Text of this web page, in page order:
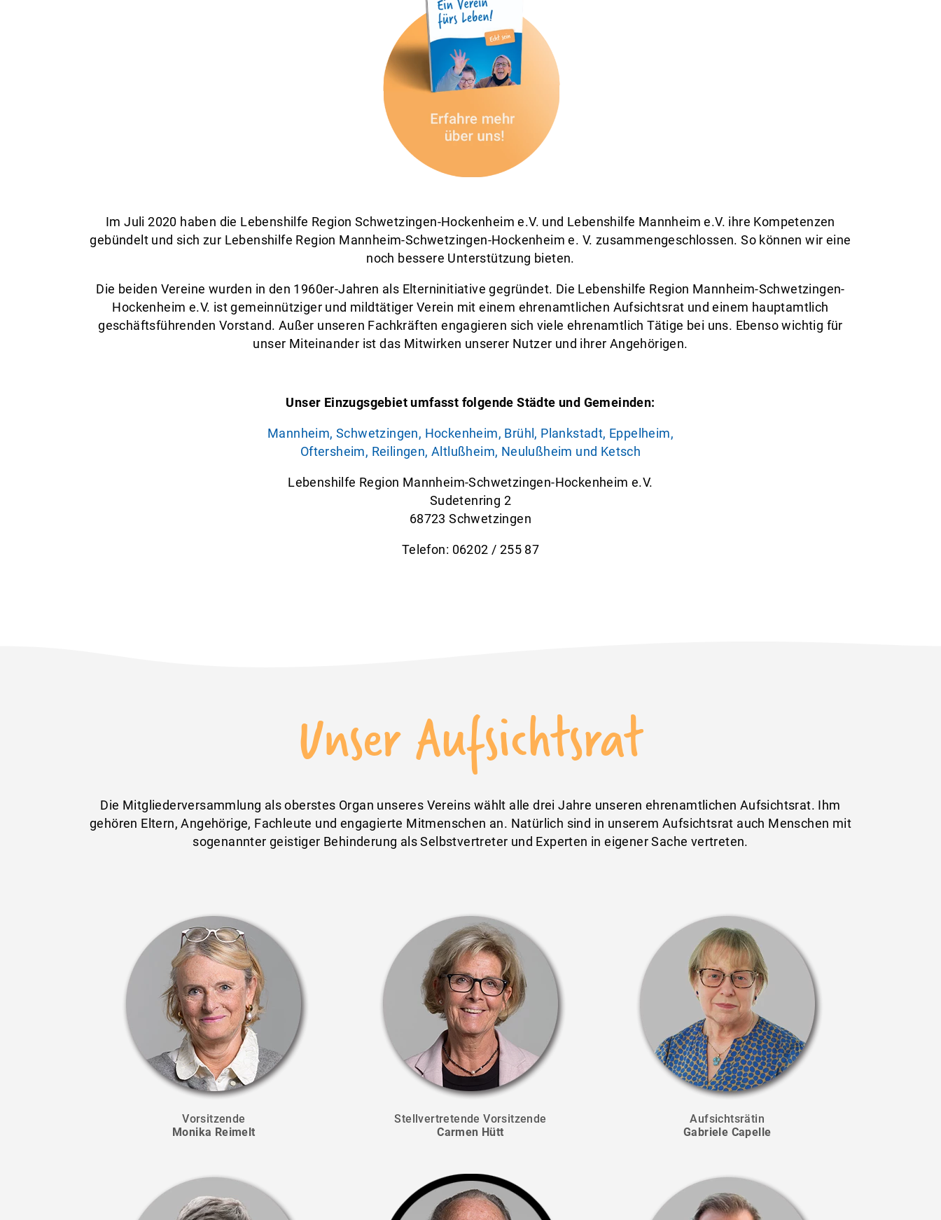
Im Juli 2020 haben die Lebenshilfe Region Schwetzingen-Hockenheim e.V. und Lebenshilfe Mannheim e.V. ihre Kompetenzen
gebündelt und sich zur Lebenshilfe Region Mannheim-Schwetzingen-Hockenheim e. V. zusammengeschlossen. So können wir eine
noch bessere Unterstützung bieten.
Die beiden Vereine wurden in den 1960er-Jahren als Elterninitiative gegründet. Die Lebenshilfe Region Mannheim-Schwetzingen-
Hockenheim e.V. ist gemeinnütziger und mildtätiger Verein mit einem ehrenamtlichen Aufsichtsrat und einem hauptamtlich
geschäftsführenden Vorstand. Außer unseren Fachkräften engagieren sich viele ehrenamtlich Tätige bei uns. Ebenso wichtig für
unser Miteinander ist das Mitwirken unserer Nutzer und ihrer Angehörigen.
Unser Einzugsgebiet umfasst folgende Städte und Gemeinden:
Mannheim, Schwetzingen, Hockenheim, Brühl, Plankstadt, Eppelheim,
Oftersheim, Reilingen, Altlußheim, Neulußheim und Ketsch
Lebenshilfe Region Mannheim-Schwetzingen-Hockenheim e.V.
Sudetenring 2
68723 Schwetzingen
Telefon: 06202 / 255 87
Unser Aufsichtsrat
Die Mitgliederversammlung als oberstes Organ unseres Vereins wählt alle drei Jahre unseren ehrenamtlichen Aufsichtsrat. Ihm
gehören Eltern, Angehörige, Fachleute und engagierte Mitmenschen an. Natürlich sind in unserem Aufsichtsrat auch Menschen mit
sogenannter geistiger Behinderung als Selbstvertreter und Experten in eigener Sache vertreten.
Vorsitzende
Monika Reimelt
Stellvertretende Vorsitzende
Carmen Hütt
Aufsichtsrätin
Gabriele Capelle